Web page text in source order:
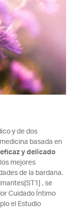
y de dos
basada en
eficaz y delicado
mejores
de la bardana.
, se
Cuidado Íntimo
el Estudio